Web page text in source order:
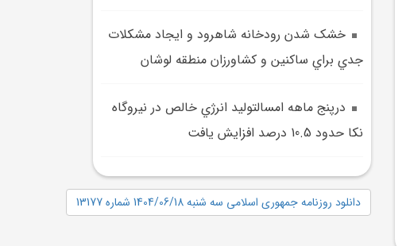
خشک شدن رودخانه شاهرود و ايجاد مشکلات
جدي براي ساکنين و کشاورزان منطقه لوشان
درپنج ماهه امسالتوليد انرژي خالص در نيروگاه
نکا حدود 10.5 درصد افزايش يافت
دانلود روزنامه جمهوری اسلامی سه شنبه 1404/06/18 شماره 13177